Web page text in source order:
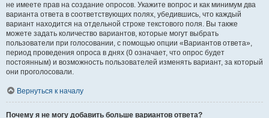
не имеете прав на создание опросов. Укажите вопрос и как минимум два
варианта ответа в соответствующих полях, убедившись, что каждый
вариант находится на отдельной строке текстового поля. Вы также
можете задать количество вариантов, которые могут выбрать
пользователи при голосовании, с помощью опции «Вариантов ответа»,
период проведения опроса в днях (0 означает, что опрос будет
постоянным) и возможность пользователей изменять вариант, за который
они проголосовали.
Вернуться к началу
Почему я не могу добавить больше вариантов ответа?